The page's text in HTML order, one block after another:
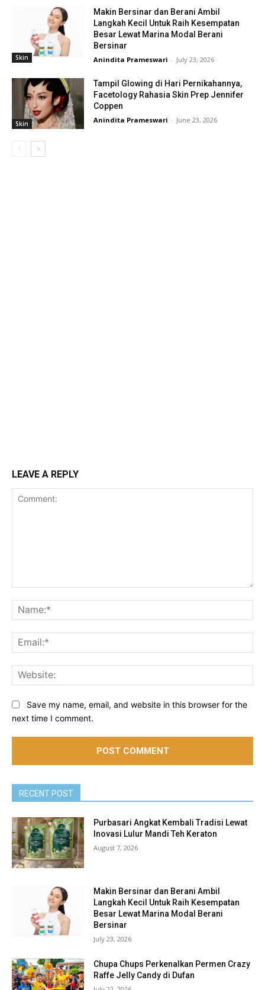
Skin
Makin Bersinar dan Berani Ambil
Langkah Kecil Untuk Raih Kesempatan
Besar Lewat Marina Modal Berani
Bersinar
Anindita Prameswari - July 23, 2026
Skin
Tampil Glowing di Hari Pernikahannya,
Facetology Rahasia Skin Prep Jennifer
Coppen
Anindita Prameswari - June 23, 2026
LEAVE A REPLY
Save my name, email, and website in this browser for the
next time I comment.
RECENT POST
Purbasari Angkat Kembali Tradisi Lewat
Inovasi Lulur Mandi Teh Keraton
August 7, 2026
Makin Bersinar dan Berani Ambil
Langkah Kecil Untuk Raih Kesempatan
Besar Lewat Marina Modal Berani
Bersinar
July 23, 2026
Chupa Chups Perkenalkan Permen Crazy
Raffe Jelly Candy di Dufan